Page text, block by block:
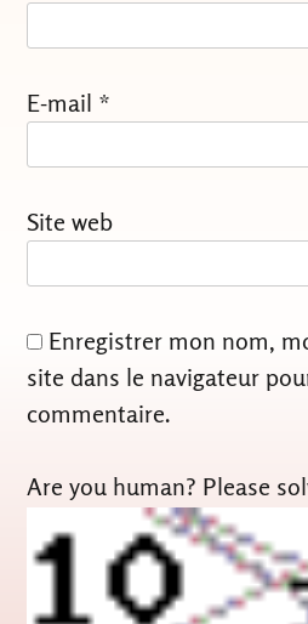
E-mail *
Site web
Enregistrer mon nom,
site dans le navigateur
commentaire.
Are you human? Please